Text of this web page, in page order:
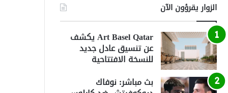
الزوار يقرؤون الآن
Art Basel Qatar يكشف
عن تنسيق عادل جديد
للنسخة الافتتاحية
بث مباشر: نوفاك